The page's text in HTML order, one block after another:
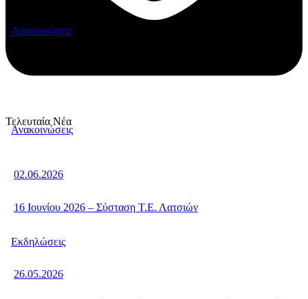
Τελευταία Νέα
Ανακοινώσεις
02.06.2026
16 Ιουνίου 2026 – Σύσταση Τ.Ε. Λατσιών
Ανακοινώσεις
26.05.2026
Εκδηλώσεις